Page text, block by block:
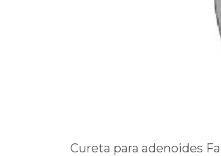
Cureta para adenoides